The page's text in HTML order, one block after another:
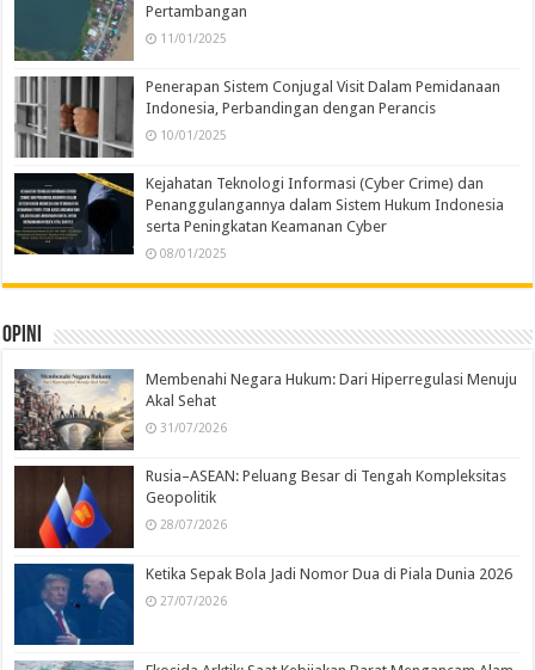
Pertambangan
11/01/2025
Penerapan Sistem Conjugal Visit Dalam Pemidanaan
Indonesia, Perbandingan dengan Perancis
10/01/2025
Kejahatan Teknologi Informasi (Cyber Crime) dan
Penanggulangannya dalam Sistem Hukum Indonesia
serta Peningkatan Keamanan Cyber
08/01/2025
Opini
Membenahi Negara Hukum: Dari Hiperregulasi Menuju
Akal Sehat
31/07/2026
Rusia–ASEAN: Peluang Besar di Tengah Kompleksitas
Geopolitik
28/07/2026
Ketika Sepak Bola Jadi Nomor Dua di Piala Dunia 2026
27/07/2026